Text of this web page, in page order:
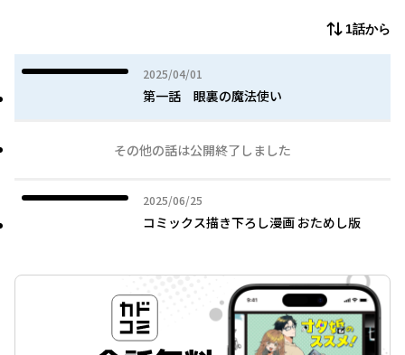
1話から
2025/04/01
2025年04月01日
第一話 眼裏の魔法使い
その他の話は公開終了しました
2025/06/25
2025年06月25日
コミックス描き下ろし漫画 おためし版